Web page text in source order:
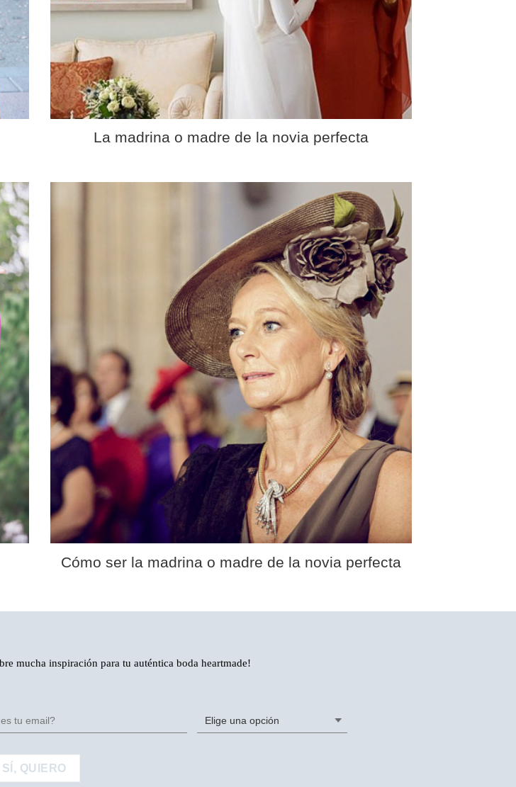
La madrina o madre de la novia perfecta
Cómo ser la madrina o madre de la novia perfecta
mucha inspiración para tu auténtica boda heartmade!